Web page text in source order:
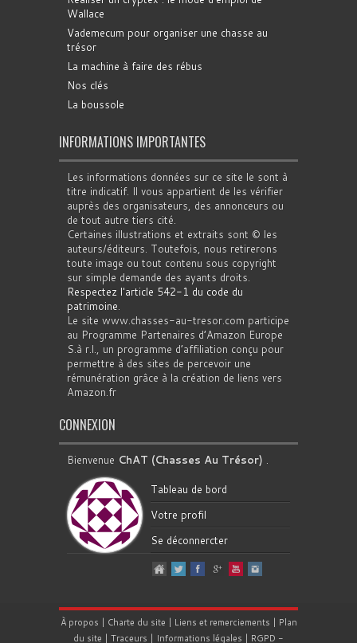
Wallace
Vademecum pour organiser une chasse au
trésor
La machine à faire des rébus
Nos clés
La boussole
INFORMATIONS IMPORTANTES
Les informations données sur ce site le sont à
titre indicatif. Il vous appartient de les vérifier
auprès des organisateurs, des annonceurs ou
de tout autre tiers cité.
Certaines illustrations et extraits sont © les
auteurs/éditeurs. Toutefois, nous retirerons
toute image ou tout contenu sous copyright
sur simple demande des ayants droits.
Respectez l'article 542-1 du code du
patrimoine.
Le site www.chasses-au-tresor.com participe
au Programme Partenaires d’Amazon Europe
S.à r.l., un programme d’affiliation conçu pour
permettre à des sites de percevoir une
rémunération grâce à la création de liens vers
Amazon.fr
CONNEXION
Bienvenue ChAT (Chasses Au Trésor) .
Tableau de bord
Votre profil
Se déconnercter
À propos | Charte du site | Liens et remerciements | Plan
du site | Traceurs | Informations légales | RGPD -